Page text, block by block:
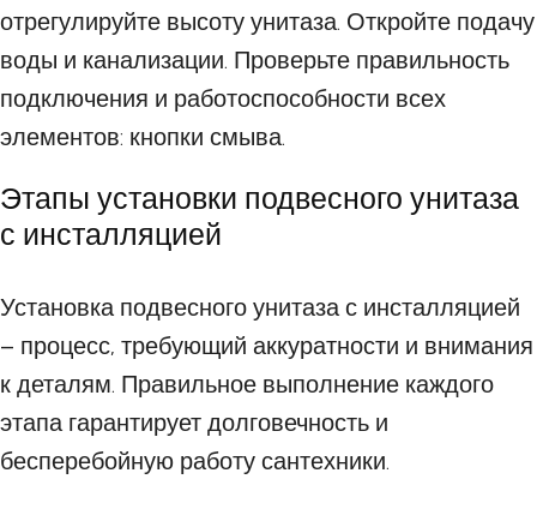
отрегулируйте высоту унитаза. Откройте подачу
воды и канализации. Проверьте правильность
подключения и работоспособности всех
элементов: кнопки смыва.
Этапы установки подвесного унитаза
с инсталляцией
Установка подвесного унитаза с инсталляцией
– процесс, требующий аккуратности и внимания
к деталям. Правильное выполнение каждого
этапа гарантирует долговечность и
бесперебойную работу сантехники.